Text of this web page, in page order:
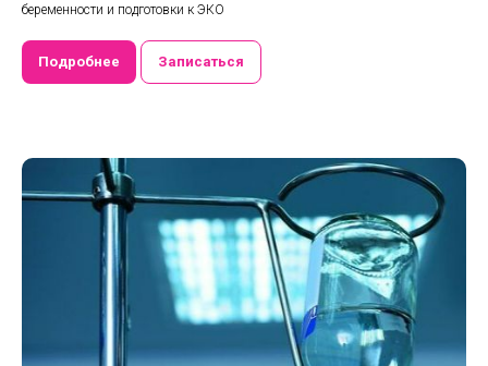
беременности и подготовки к ЭКО
Подробнее Записаться